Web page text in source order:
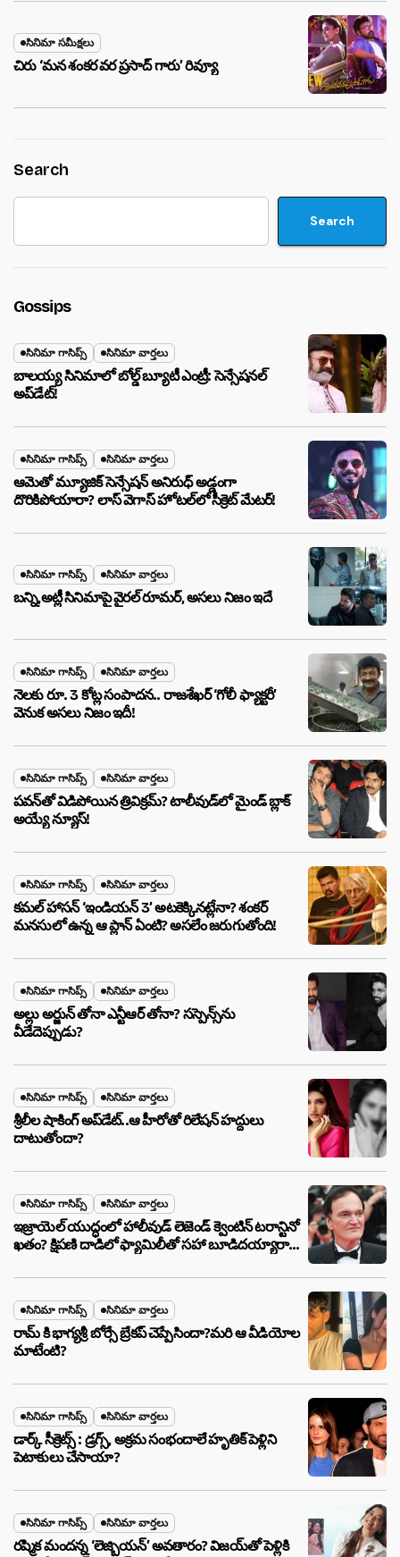
సినిమా సమీక్షలు
చిరు ‘మ‌న శంక‌ర వ‌ర ప్ర‌సాద్ గారు’ రివ్యూ
Search
Search
Gossips
సినిమా గాసిప్స్ సినిమా వార్తలు
బాలయ్య సినిమాలో బోల్డ్ బ్యూటీ ఎంట్రీ: సెన్సేషనల్
అప్‌డేట్!
సినిమా గాసిప్స్ సినిమా వార్తలు
ఆమెతో మ్యూజిక్ సెన్సేషన్ అనిరుధ్ అడ్డంగా
దొరికిపోయారా? లాస్ వెగాస్ హోటల్‌లో సీక్రెట్ మేటర్!
సినిమా గాసిప్స్ సినిమా వార్తలు
బన్ని,అట్లీ సినిమాపై వైరల్ రూమర్, అసలు నిజం ఇదే
సినిమా గాసిప్స్ సినిమా వార్తలు
నెలకు రూ. 3 కోట్ల సంపాదన.. రాజశేఖర్ ‘గోలీ ఫ్యాక్టరీ’
వెనుక అసలు నిజం ఇదీ!
సినిమా గాసిప్స్ సినిమా వార్తలు
పవన్‌తో విడిపోయిన త్రివిక్రమ్? టాలీవుడ్‌లో మైండ్ బ్లాక్
అయ్యే న్యూస్!
సినిమా గాసిప్స్ సినిమా వార్తలు
కమల్ హాసన్ ‘ఇండియన్ 3’ అటకెక్కినట్లేనా? శంకర్
మనసులో ఉన్న ఆ ప్లాన్ ఏంటి? అసలేం జరుగుతోంది!
సినిమా గాసిప్స్ సినిమా వార్తలు
అల్లు అర్జున్ తోనా ఎన్టీఆర్ తోనా? సస్పెన్స్‌ను
వీడేదెప్పుడు?
సినిమా గాసిప్స్ సినిమా వార్తలు
శ్రీలీల షాకింగ్ అప్‌డేట్..ఆ హీరోతో రిలేషన్ హద్దులు
దాటుతోందా?
సినిమా గాసిప్స్ సినిమా వార్తలు
ఇజ్రాయెల్ యుద్ధంలో హాలీవుడ్ లెజెండ్ క్వెంటిన్ టరాన్టినో
ఖతం? క్షిపణి దాడిలో ఫ్యామిలీతో సహా బూడిదయ్యారా?
సినిమా గాసిప్స్ సినిమా వార్తలు
రామ్ కి భాగ్యశ్రీ బోర్సే బ్రేకప్ చెప్పేసిందా?మరి ఆ వీడియోల
మాటేంటి?
సినిమా గాసిప్స్ సినిమా వార్తలు
డార్క్ సీక్రెట్స్ : డ్రగ్స్, అక్రమ సంభందాలే హృతిక్ పెళ్లిని
పెటాకులు చేసాయా?
సినిమా గాసిప్స్ సినిమా వార్తలు
రష్మిక మందన్న ‘లెజ్బియన్’ అవతారం? విజయ్‌తో పెళ్లికి